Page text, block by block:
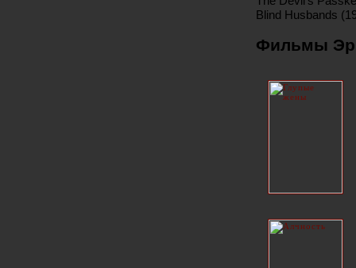
Blind Husbands
Фильмы